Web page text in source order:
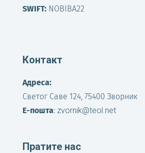
SWIFT:NOBIBA22
Контакт
Адреса:
Светог Саве 124, 75400 Зворник
Е-пошта: zvornik@teol.net
Пратите нас